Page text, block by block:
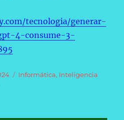
tecnologia/generar-
4-consume-3-
Categorías
Informática, Inteligencia